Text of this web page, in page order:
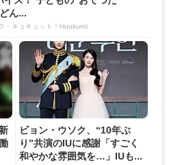
ん...
・キュキュット｜Hugkum)
ビョン・ウソク、“10年ぶ
り”共演のIUに感謝「すごく
和やかな雰囲気を…」IUも...